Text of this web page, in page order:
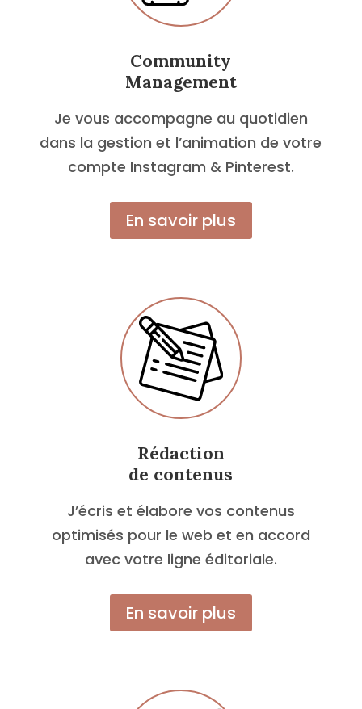
Community
Management
Je vous accompagne au quotidien
dans la gestion et l’animation de votre
compte Instagram & Pinterest.
En savoir plus
Rédaction
de contenus
J’écris et élabore vos contenus
optimisés pour le web et en accord
avec votre ligne éditoriale.
En savoir plus